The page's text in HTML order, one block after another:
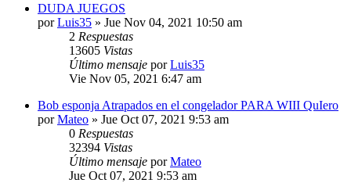
DUDA JUEGOS
porLuis35 » Jue Nov 04, 2021 10:50 am
2 Respuestas
13605 Vistas
Último mensaje porLuis35
Vie Nov 05, 2021 6:47 am
Bob esponja Atrapados en el congelador PARA WIII QuIero
porMateo » Jue Oct 07, 2021 9:53 am
0 Respuestas
32394 Vistas
Último mensaje porMateo
Jue Oct 07, 2021 9:53 am